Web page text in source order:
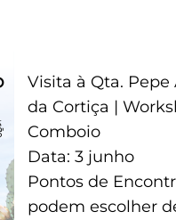
Visita à Qta. Pepe
da Cortiça |
Comboio
Data: 3 junho
Pontos de
podem escolher